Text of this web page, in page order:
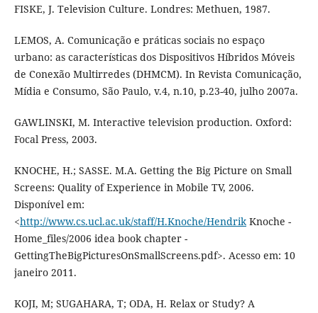
FISKE, J. Television Culture. Londres: Methuen, 1987.
LEMOS, A. Comunicação e práticas sociais no espaço
urbano: as características dos Dispositivos Híbridos Móveis
de Conexão Multirredes (DHMCM). In Revista Comunicação,
Mídia e Consumo, São Paulo, v.4, n.10, p.23-40, julho 2007a.
GAWLINSKI, M. Interactive television production. Oxford:
Focal Press, 2003.
KNOCHE, H.; SASSE. M.A. Getting the Big Picture on Small
Screens: Quality of Experience in Mobile TV, 2006.
Disponível em:
<http://www.cs.ucl.ac.uk/staff/H.Knoche/HendrikKnoche -
Home_files/2006 idea book chapter -
GettingTheBigPicturesOnSmallScreens.pdf>. Acesso em: 10
janeiro 2011.
KOJI, M; SUGAHARA, T; ODA, H. Relax or Study? A